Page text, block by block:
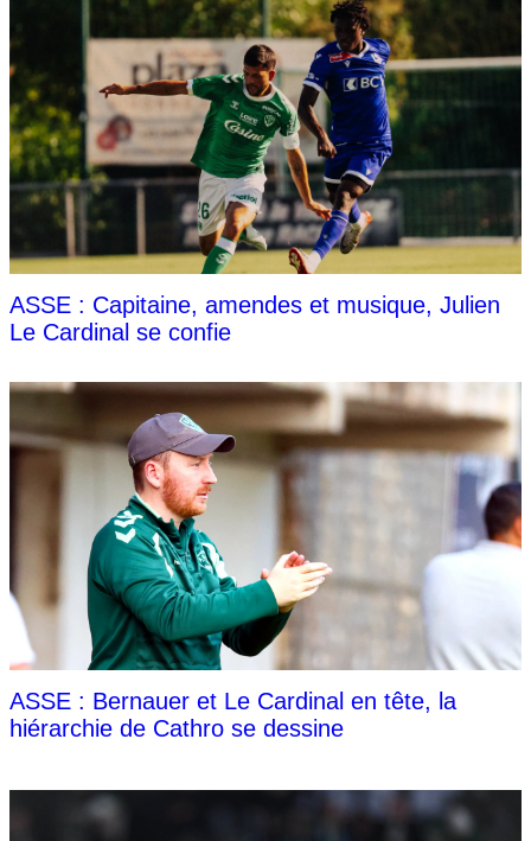
ASSE : Capitaine, amendes et musique, Julien
Le Cardinal se confie
ASSE : Bernauer et Le Cardinal en tête, la
hiérarchie de Cathro se dessine